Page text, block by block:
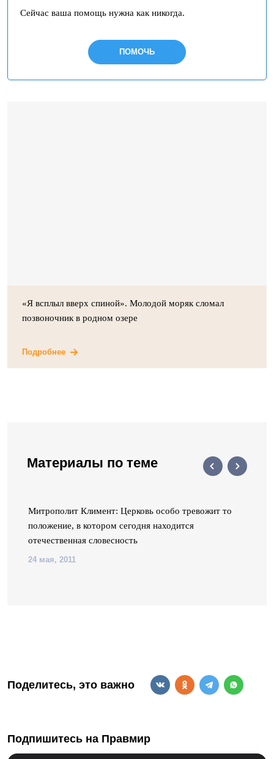
Сейчас ваша помощь нужна как никогда.
ПОМОЧЬ
«Я всплыл вверх спиной». Молодой моряк сломал
позвоночник в родном озере
Подробнее
Материалы по теме
Митрополит Климент: Церковь особо тревожит то
положение, в котором сегодня находится
отечественная словесность
24 мая, 2011
Поделитесь, это важно
Подпишитесь на Правмир